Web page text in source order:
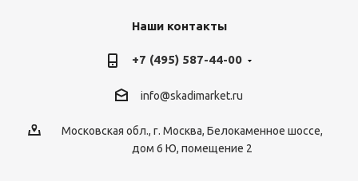
Наши контакты
+7 (495) 587-44-00
info@skadimarket.ru
Московская обл., г. Москва, Белокаменное шоссе,
дом 6 Ю, помещение 2